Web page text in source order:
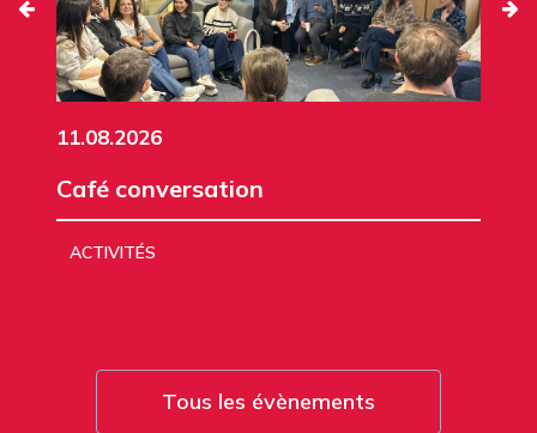
11.08.2026
Café conversation
ACTIVITÉS
Tous les évènements